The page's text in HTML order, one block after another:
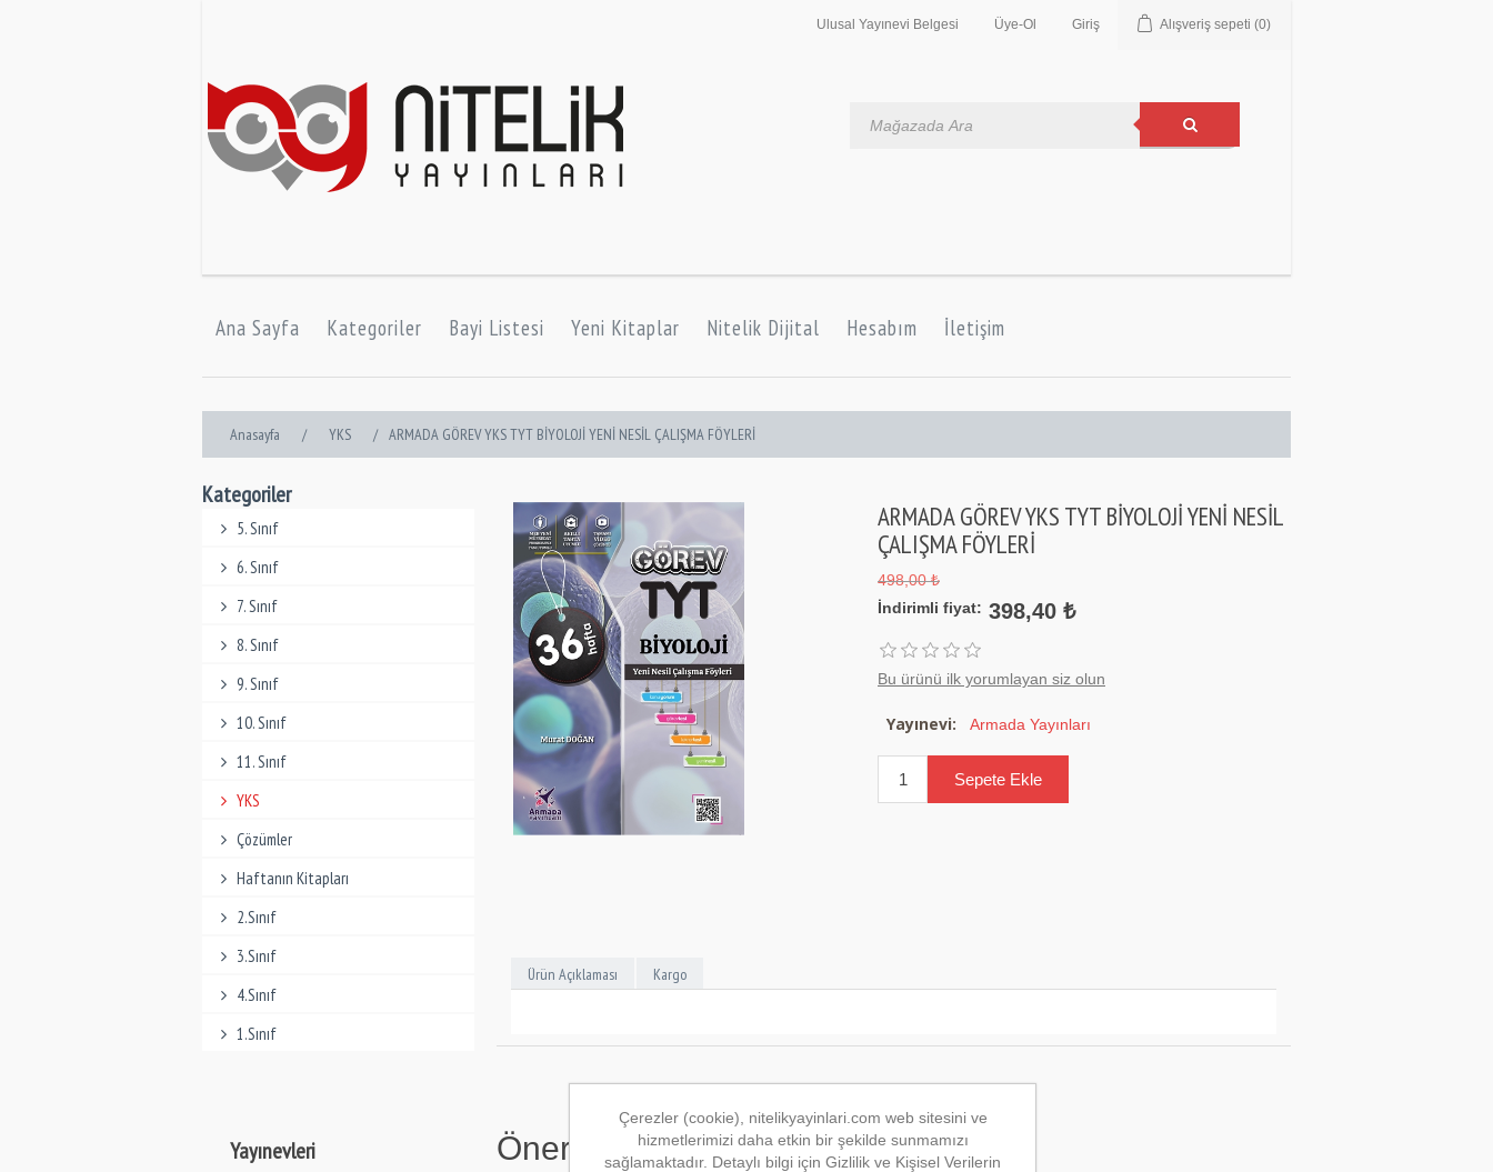
Ulusal Yayınevi Belgesi Üye-Ol Giriş Alışveriş sepeti (0)
Ana Sayfa Kategoriler Bayi Listesi Yeni Kitaplar Nitelik Dijital Hesabım İletişim
Anasayfa / YKS / ARMADA GÖREV YKS TYT BİYOLOJİ YENİ NESİL ÇALIŞMA FÖYLERİ
Kategoriler
5. Sınıf
6. Sınıf
7. Sınıf
8. Sınıf
9. Sınıf
10. Sınıf
11. Sınıf
YKS
Çözümler
Haftanın Kitapları
2.Sınıf
3.Sınıf
4.Sınıf
1.Sınıf
Yayınevleri
ARMADA GÖREV YKS TYT BİYOLOJİ YENİ NESİL
ÇALIŞMA FÖYLERİ
498,00 ₺
İndirimli fiyat: 398,40 ₺
Bu ürünü ilk yorumlayan siz olun
Yayınevi: Armada Yayınları
Ürün Açıklaması Kargo
Önerilen Kitaplar
Çerezler (cookie), nitelikyayinlari.com web sitesini ve
hizmetlerimizi daha etkin bir şekilde sunmamızı
sağlamaktadır. Detaylı bilgi için Gizlilik ve Kişisel Verilerin